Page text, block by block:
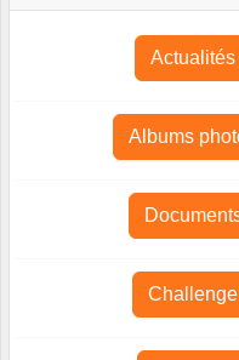
Albums